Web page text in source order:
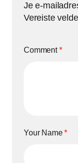
Je e-
Vereiste
Comment*
Your Name*